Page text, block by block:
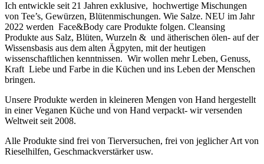
Ich entwickle seit 21 Jahren exklusive, hochwertige Mischungen
von Tee’s, Gewürzen, Blütenmischungen. Wie Salze. NEU im Jahr
2022 werden Face&Body care Produkte folgen. Cleansing
Produkte aus Salz, Blüten, Wurzeln & und ätherischen ölen- auf der
Wissensbasis aus dem alten Ägpyten, mit der heutigen
wissenschaftlichen kenntnissen. Wir wollen mehr Leben, Genuss,
Kraft Liebe und Farbe in die Küchen und ins Leben der Menschen
bringen.
Unsere Produkte werden in kleineren Mengen von Hand hergestellt
in einer Veganen Küche und von Hand verpackt- wir versenden
Weltweit seit 2008.
Alle Produkte sind frei von Tierversuchen, frei von jeglicher Art von
Rieselhilfen, Geschmackverstärker usw.